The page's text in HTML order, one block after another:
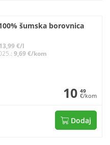
šumska borovnica
13,99 €/l
9,69 €/kom
10 49
€/kom
Dodaj